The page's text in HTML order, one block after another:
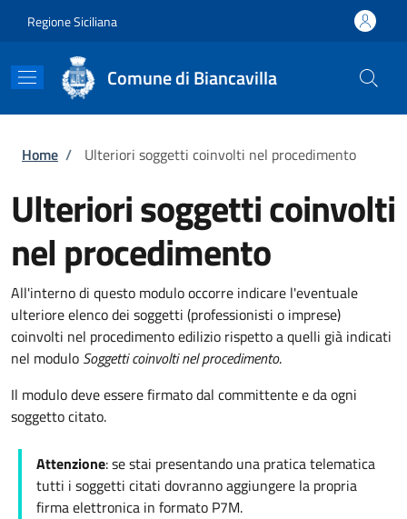
Regione Siciliana
Comune di Biancavilla
Briciole di pane
Home / Ulteriori soggetti coinvolti nel procedimento
Ulteriori soggetti coinvolti
nel procedimento
All'interno di questo modulo occorre indicare l'eventuale
ulteriore elenco dei soggetti (professionisti o imprese)
coinvolti nel procedimento edilizio rispetto a quelli già indicati
nel modulo Soggetti coinvolti nel procedimento.
Il modulo deve essere firmato dal committente e da ogni
soggetto citato.
Attenzione: se stai presentando una pratica telematica
tutti i soggetti citati dovranno aggiungere la propria
firma elettronica in formato P7M.